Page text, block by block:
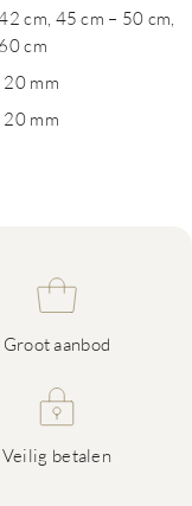
cm, 45 cm – 50 cm,
cm
20 mm
20 mm
Groot aanbod
Veilig betalen